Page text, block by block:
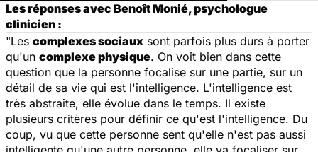
Les réponses avec Benoît Monié, psychologue
clinicien :
"Les complexes sociaux sont parfois plus durs à porter
qu'un complexe physique. On voit bien dans cette
question que la personne focalise sur une partie, sur un
détail de sa vie qui est l'intelligence. L'intelligence est
très abstraite, elle évolue dans le temps. Il existe
plusieurs critères pour définir ce qu'est l'intelligence. Du
coup, vu que cette personne sent qu'elle n'est pas aussi